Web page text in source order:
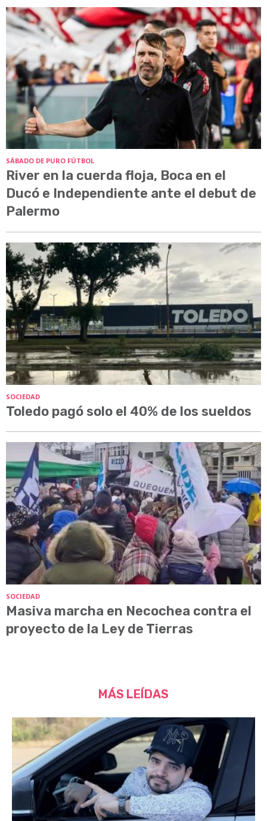
SÁBADO DE PURO FÚTBOL
River en la cuerda floja, Boca en el
Ducó e Independiente ante el debut de
Palermo
SOCIEDAD
Toledo pagó solo el 40% de los sueldos
SOCIEDAD
Masiva marcha en Necochea contra el
proyecto de la Ley de Tierras
MÁS LEÍDAS